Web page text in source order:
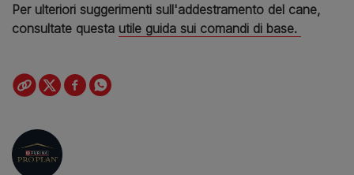
Per ulteriori suggerimenti sull'addestramento del cane,
consultate questa utile guida sui comandi di base.